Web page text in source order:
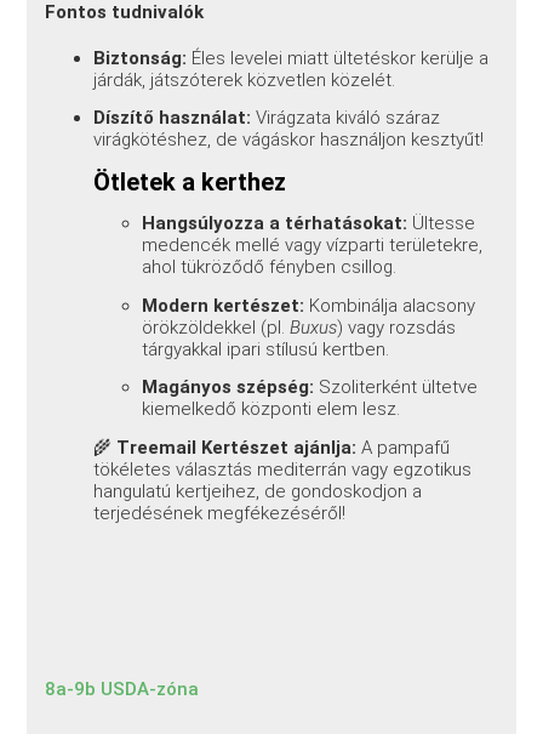
Fontos tudnivalók
Biztonság: Éles levelei miatt ültetéskor kerülje a
járdák, játszóterek közvetlen közelét.
Díszítő használat: Virágzata kiváló száraz
virágkötéshez, de vágáskor használjon kesztyűt!
Ötletek a kerthez
Hangsúlyozza a térhatásokat: Ültesse
medencék mellé vagy vízparti területekre,
ahol tükröződő fényben csillog.
Modern kertészet: Kombinálja alacsony
örökzöldekkel (pl.Buxus) vagy rozsdás
tárgyakkal ipari stílusú kertben.
Magányos szépség: Szoliterként ültetve
kiemelkedő központi elem lesz.
🌾 Treemail Kertészet ajánlja: A pampafű
tökéletes választás mediterrán vagy egzotikus
hangulatú kertjeihez, de gondoskodjon a
terjedésének megfékezéséről!
8a-9b USDA-zóna